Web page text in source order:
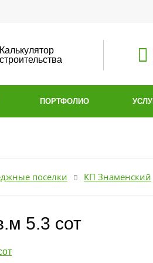
Калькулятор
строительства
ПОРТФОЛИО
поселки КП Знаменский
5.3 сот